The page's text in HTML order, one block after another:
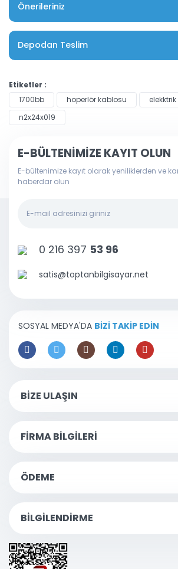
Önerileriniz
Depodan Teslim
Etiketler :
1700bb
hoperlör kablosu
n2x24x019
E-BÜLTENİMİZE KAYIT OLUN
E-bültenimize kayıt olarak yeniliklerden ve
haberdar olun
0 216 397 53 96
satis@toptanbilgisayar.net
SOSYAL MEDYA'DA BİZİ TAKİP EDİN
BİZE ULAŞIN
FİRMA BİLGİLERİ
ÖDEME
BİLGİLENDİRME